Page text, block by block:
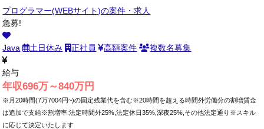
プログラマー(WEBサイト)の案件・求人
急募!
Java 土日休み 正社員 高額案件 複数名募集
給与
年収696万～840万円
※月20時間(7万7004円~)の固定残業代を含む※20時間を超える時間外労働分の割増賃金
は追加で支給※割増率:法定時間外25%,法定休日35%,深夜25%,その他法定通り※スキル
に応じて決定いたします